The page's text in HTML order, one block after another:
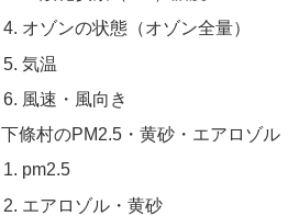
オゾンの状態（オゾン全量）
気温
風速・風向き
下條村のPM2.5・黄砂・エアロゾル
pm2.5
エアロゾル・黄砂